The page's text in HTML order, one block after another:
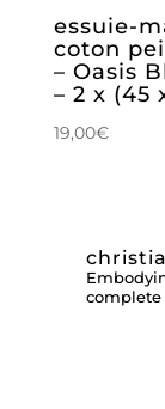
essuie-
coton
– Oasis
– 2 x (45
19,00€